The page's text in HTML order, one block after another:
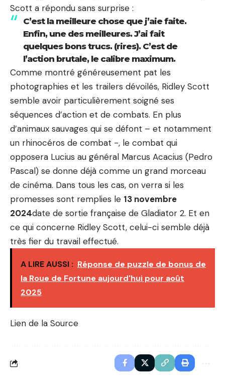
Scott a répondu sans surprise :
C’est la meilleure chose que j’aie faite.
Enfin, une des meilleures. J’ai fait
quelques bons trucs. (rires). C’est de
l’action brutale, le calibre maximum.
Comme montré généreusement pat les
photographies et les trailers dévoilés, Ridley Scott
semble avoir particulièrement soigné ses
séquences d’action et de combats. En plus
d’animaux sauvages qui se défont – et notamment
un rhinocéros de combat -, le combat qui
opposera Lucius au général Marcus Acacius (Pedro
Pascal) se donne déjà comme un grand morceau
de cinéma. Dans tous les cas, on verra si les
promesses sont remplies le 13 novembre
2024date de sortie française de Gladiator 2. Et en
ce qui concerne Ridley Scott, celui-ci semble déjà
très fier du travail effectué.
A LIRE AUSSI : Réponse de puzzle de bonus de
la Roue de Fortune aujourd'hui pour août
2025
Lien de la Source